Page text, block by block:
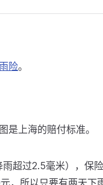
险。
是上海的赔付标准。
超过2.5毫米），保
，所以只要有两天下